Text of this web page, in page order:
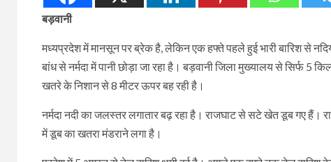
बड़वानी
मध्यप्रदेश में मानसून पर ब्रेक है, लेकिन एक हफ्ते पहले हुई भारी बारिश से
बांध से नर्मदा में पानी छोड़ा जा रहा है। बड़वानी जिला मुख्यालय से सिर्फ 5
खतरे के निशान से 8 मीटर ऊपर बह रही है।
नर्मदा नदी का जलस्तर लगातार बढ़ रहा है। राजघाट से सटे खेत डूब गए
में डूब का खतरा मंडराने लगा है।